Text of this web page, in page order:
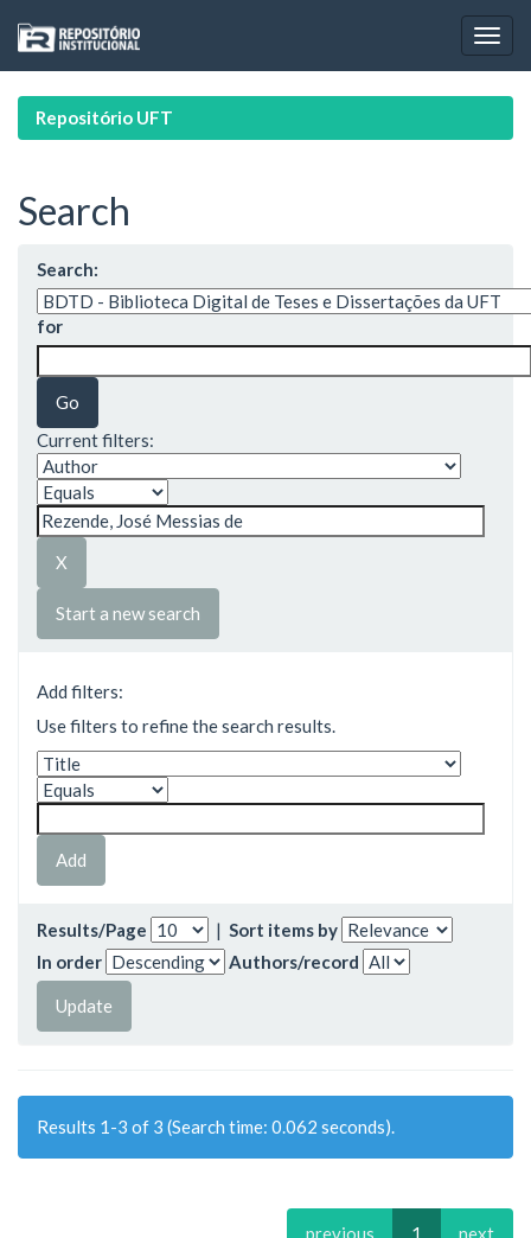
navigation
Repositório UFT
Search
Search:
for
Current filters:
Start a new search
Add filters:
Use filters to refine the search results.
Results/Page | Sort items by
In order
Authors/record
Results 1-3 of 3 (Search time: 0.062 seconds).
previous 1 next